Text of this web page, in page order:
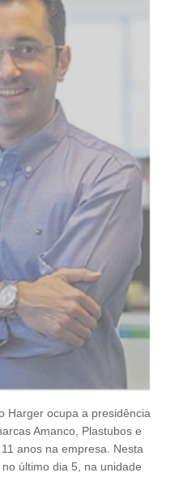
Harger ocupa a presidência
Amanco, Plastubos e
anos na empresa. Nesta
último dia 5, na unidade